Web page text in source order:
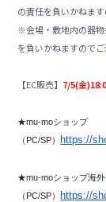
の責任を負いかねます
※会場・敷地内の器
を負いかねますのでご
【EC販売】 7/5(金
★mu-moショップ
（PC/SP）
https://
★mu-moショップ海外
（PC/SP）
https://